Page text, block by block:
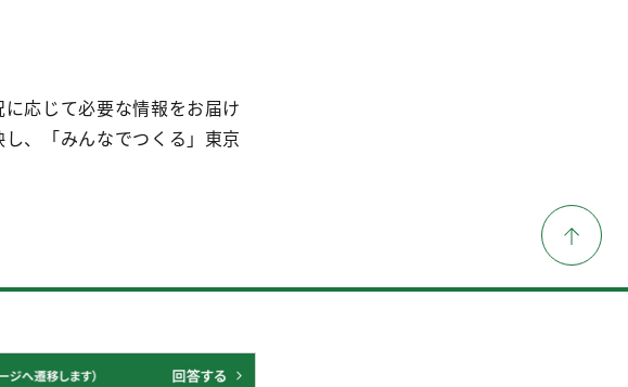
応じて必要な情報をお届け
、「みんなでつくる」東京